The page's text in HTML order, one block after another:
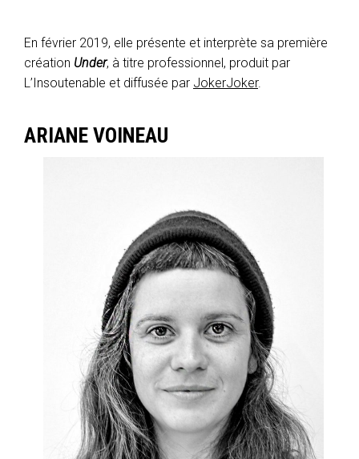
En février 2019, elle présente et interprète sa première
création Under, à titre professionnel, produit par
L’Insoutenable et diffusée par JokerJoker.
ARIANE VOINEAU